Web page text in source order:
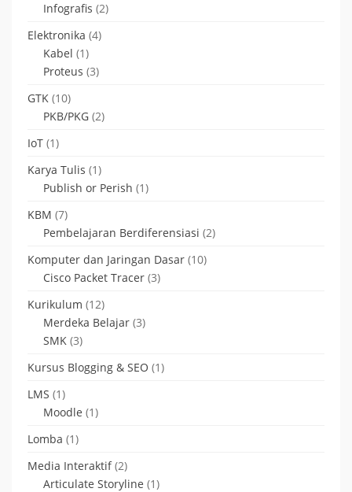
Infografis (2)
Elektronika (4)
Kabel (1)
Proteus (3)
GTK (10)
PKB/PKG (2)
IoT (1)
Karya Tulis (1)
Publish or Perish (1)
KBM (7)
Pembelajaran Berdiferensiasi (2)
Komputer dan Jaringan Dasar (10)
Cisco Packet Tracer (3)
Kurikulum (12)
Merdeka Belajar (3)
SMK (3)
Kursus Blogging & SEO (1)
LMS (1)
Moodle (1)
Lomba (1)
Media Interaktif(2)
Articulate Storyline (1)